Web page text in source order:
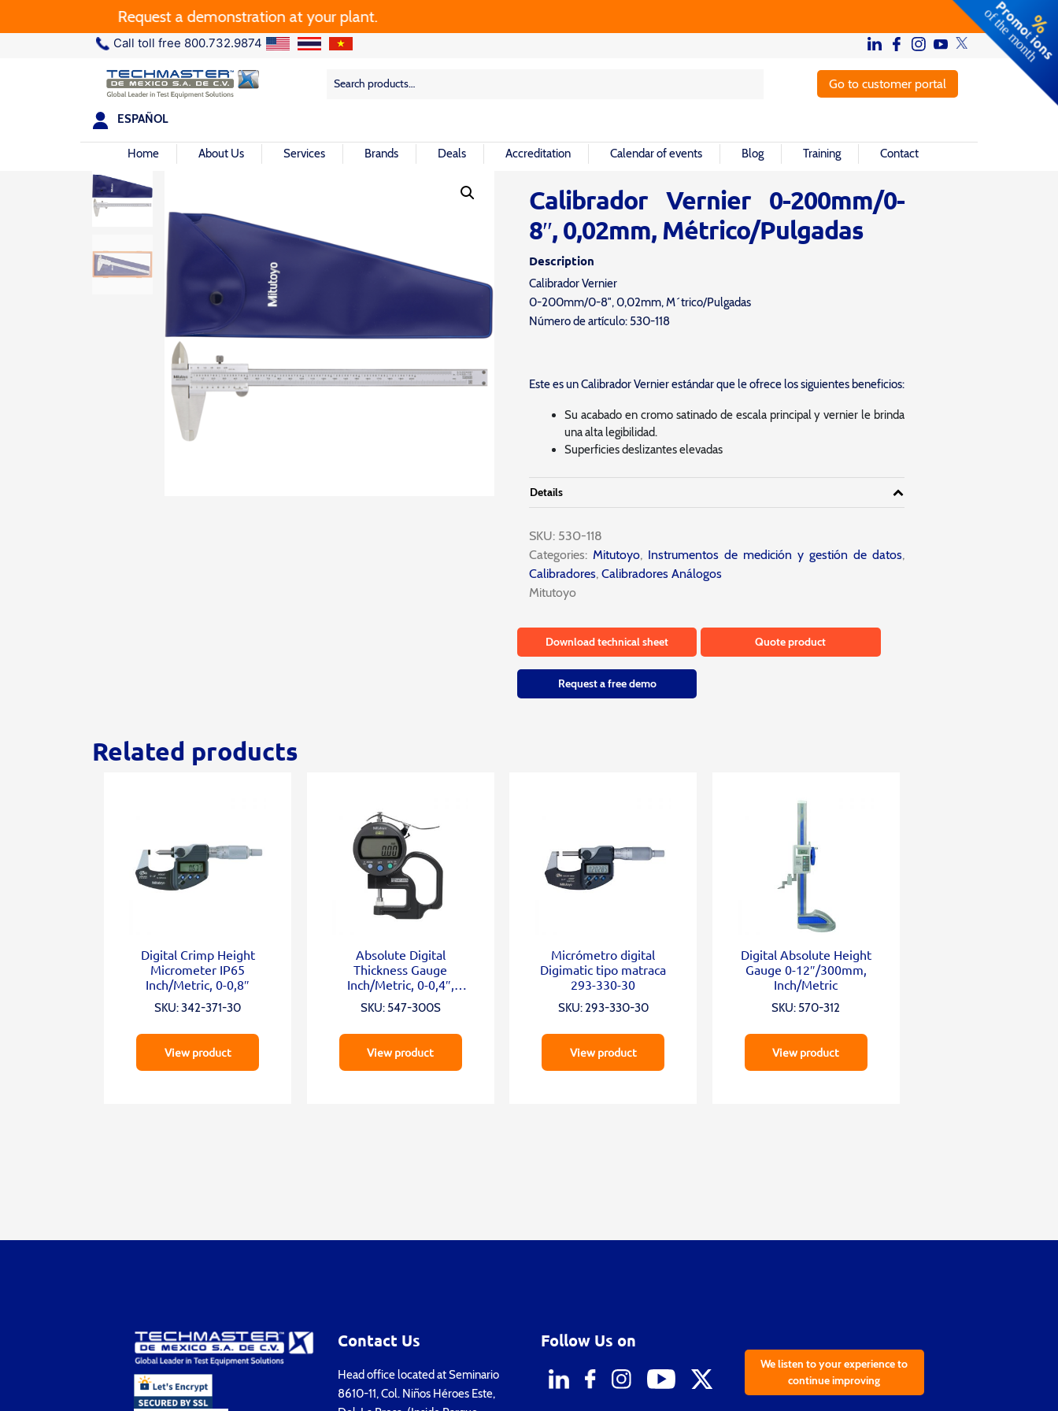
Request a demonstration at your plant.
Call toll free 800.732.9874
Search
Search Go to customer portal
ESPAÑOL
Home About Us Services Brands Deals Accreditation Calendar of events Blog Training Contact
Calibrador Vernier 0-200mm/0-
8″, 0,02mm, Métrico/Pulgadas
Description
Calibrador Vernier
0-200mm/0-8″, 0,02mm, M´trico/Pulgadas
Número de artículo: 530-118
Este es un Calibrador Vernier estándar que le ofrece los siguientes beneficios:
Su acabado en cromo satinado de escala principal y vernier le brinda
una alta legibilidad.
Superficies deslizantes elevadas
Details
SKU: 530-118
Categories:Mitutoyo, Instrumentos de medición y gestión de datos,
Calibradores, Calibradores Análogos
Mitutoyo
Download technical sheet Quote product
Request a free demo
Related products
Digital Crimp Height
Micrometer IP65
Inch/Metric, 0-0,8″
SKU: 342-371-30
View product
Absolute Digital
Thickness Gauge
Inch/Metric, 0-0,4″,
SKU: 547-300S
View product
Micrómetro digital
Digimatic tipo matraca
293-330-30
SKU: 293-330-30
View product
Digital Absolute Height
Gauge 0-12″/300mm,
Inch/Metric
SKU: 570-312
View product
Contact Us
Head office located at Seminario
8610-11, Col. Niños Héroes Este,
Follow Us on
We listen to your experience to
continue improving